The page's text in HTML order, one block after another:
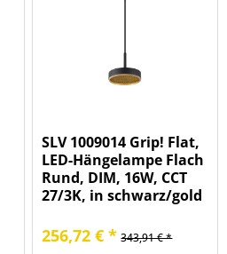
SLV 1009014 Grip! Flat,
LED-Hängelampe Flach
Rund, DIM, 16W, CCT
27/3K, in schwarz/gold
256,72 € * 343,91 € *